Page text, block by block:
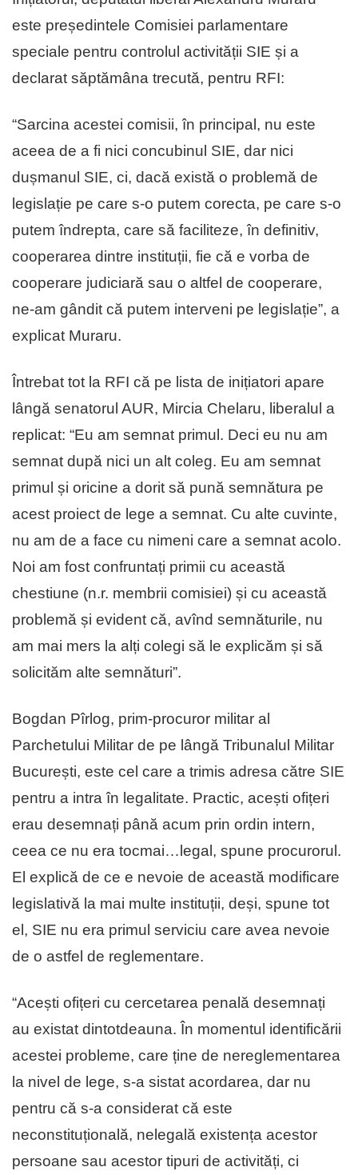
este președintele Comisiei parlamentare
speciale pentru controlul activității SIE și a
declarat săptămâna trecută, pentru RFI:
“Sarcina acestei comisii, în principal, nu este
aceea de a fi nici concubinul SIE, dar nici
dușmanul SIE, ci, dacă există o problemă de
legislație pe care s-o putem corecta, pe care s-o
putem îndrepta, care să faciliteze, în definitiv,
cooperarea dintre instituții, fie că e vorba de
cooperare judiciară sau o altfel de cooperare,
ne-am gândit că putem interveni pe legislație”, a
explicat Muraru.
Întrebat tot la RFI că pe lista de inițiatori apare
lângă senatorul AUR, Mircia Chelaru, liberalul a
replicat: “Eu am semnat primul. Deci eu nu am
semnat după nici un alt coleg. Eu am semnat
primul și oricine a dorit să pună semnătura pe
acest proiect de lege a semnat. Cu alte cuvinte,
nu am de a face cu nimeni care a semnat acolo.
Noi am fost confruntați primii cu această
chestiune (n.r. membrii comisiei) și cu această
problemă și evident că, avînd semnăturile, nu
am mai mers la alți colegi să le explicăm și să
solicităm alte semnături”.
Bogdan Pîrlog, prim-procuror militar al
Parchetului Militar de pe lângă Tribunalul Militar
București, este cel care a trimis adresa către SIE
pentru a intra în legalitate. Practic, acești ofițeri
erau desemnați până acum prin ordin intern,
ceea ce nu era tocmai…legal, spune procurorul.
El explică de ce e nevoie de această modificare
legislativă la mai multe instituții, deși, spune tot
el, SIE nu era primul serviciu care avea nevoie
de o astfel de reglementare.
“Acești ofițeri cu cercetarea penală desemnați
au existat dintotdeauna. În momentul identificării
acestei probleme, care ține de nereglementarea
la nivel de lege, s-a sistat acordarea, dar nu
pentru că s-a considerat că este
neconstituțională, nelegală existența acestor
persoane sau acestor tipuri de activități, ci